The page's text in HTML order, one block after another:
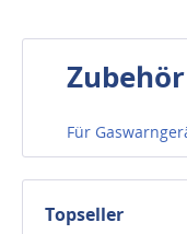
Für
Topseller